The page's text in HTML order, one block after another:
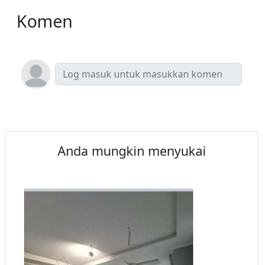
Komen
Anda mungkin menyukai